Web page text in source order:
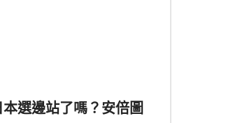
選邊站了嗎？安倍圖